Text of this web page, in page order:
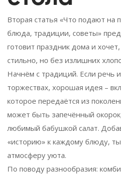
Вторая статья «Что подают на
блюда, традиции, советы»
готовит праздник дома и
стильно, но без излишних
Начнём с традиций. Если речь
торжествах, хорошая идея –
которое передаётся из
может быть запечённый
любимый бабушкой салат.
«историю» к каждому блюду,
атмосферу уюта.
По поводу разнообразия: